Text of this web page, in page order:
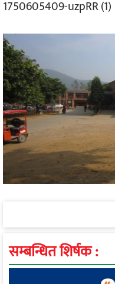
1750605409-uzpRR (1)
सम्बन्धित शिर्षक :